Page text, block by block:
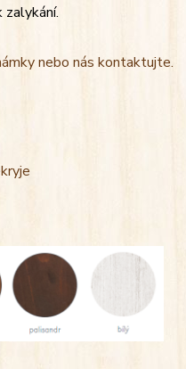
nebo nás kontaktujte.